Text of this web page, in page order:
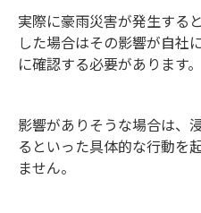
実際に豪雨災害が発生する
した場合はその影響が自社
に確認する必要があります。
影響がありそうな場合は、
るといった具体的な行動を
ません。